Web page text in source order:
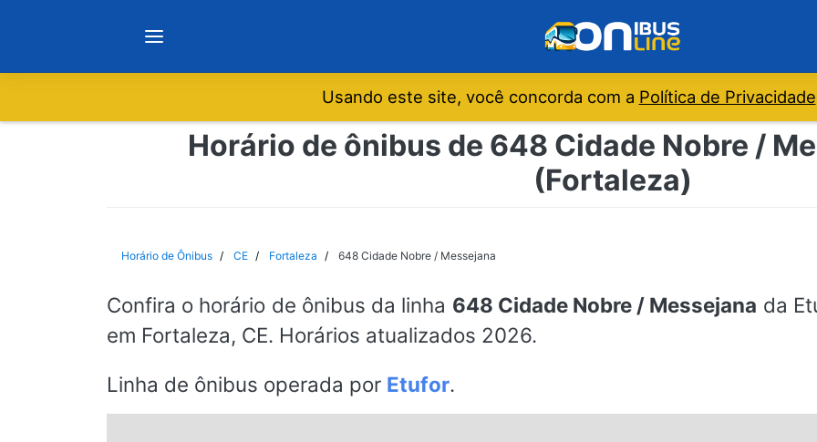
Notícias
São Paulo
Espírito Santo
Usando este site, você concorda com a Política de Privacidade
Horário de ônibus de 648 Cidade Nobre /
(Fortaleza)
Horário de Ônibus CE Fortaleza 648 Cidade Nobre / Messejana
Confira o horário de ônibus da linha 648 Cidade Nobre / Messejana da
em Fortaleza, CE. Horários atualizados 2026.
Linha de ônibus operada por Etufor.